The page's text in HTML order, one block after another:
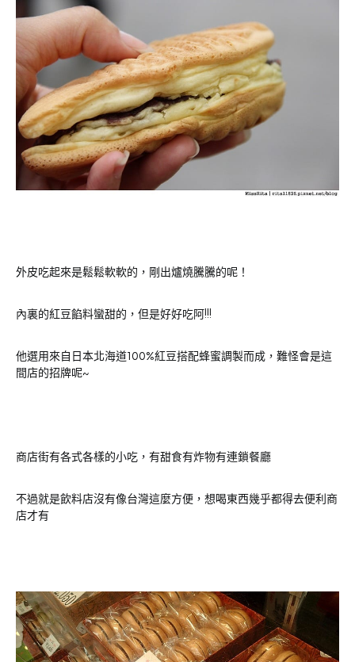
外皮吃起來是鬆鬆軟軟的，剛出爐燒騰騰的呢！
內裏的紅豆餡料蠻甜的，但是好好吃阿!!!
他選用來自日本北海道100%紅豆搭配蜂蜜調製而成，難怪會是這
間店的招牌呢~
商店街有各式各樣的小吃，有甜食有炸物有連鎖餐廳
不過就是飲料店沒有像台灣這麼方便，想喝東西幾乎都得去便利商
店才有